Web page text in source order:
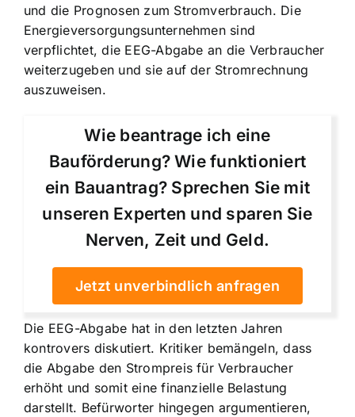
und die Prognosen zum Stromverbrauch. Die
Energieversorgungsunternehmen sind
verpflichtet, die EEG-Abgabe an die Verbraucher
weiterzugeben und sie auf der Stromrechnung
auszuweisen.
Wie beantrage ich eine
Bauförderung? Wie funktioniert
ein Bauantrag? Sprechen Sie mit
unseren Experten und sparen Sie
Nerven, Zeit und Geld.
Jetzt unverbindlich anfragen
Die EEG-Abgabe hat in den letzten Jahren
kontrovers diskutiert. Kritiker bemängeln, dass
die Abgabe den Strompreis für Verbraucher
erhöht und somit eine finanzielle Belastung
darstellt. Befürworter hingegen argumentieren,